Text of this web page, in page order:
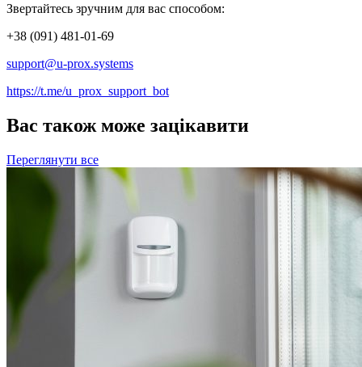
Звертайтесь зручним для вас способом:
+38 (091) 481-01-69
support@u-prox.systems
https://t.me/u_prox_support_bot
Вас також може зацікавити
Переглянути все